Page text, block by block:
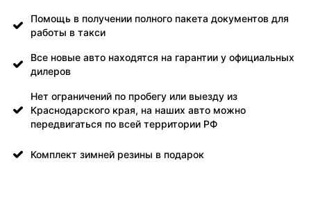
Помощь в получении полного пакета документов для
работы в такси
Все новые авто находятся на гарантии у официальных
дилеров
Нет ограничений по пробегу или выезду из
Краснодарского края, на наших авто можно
передвигаться по всей территории РФ
Комплект зимней резины в подарок